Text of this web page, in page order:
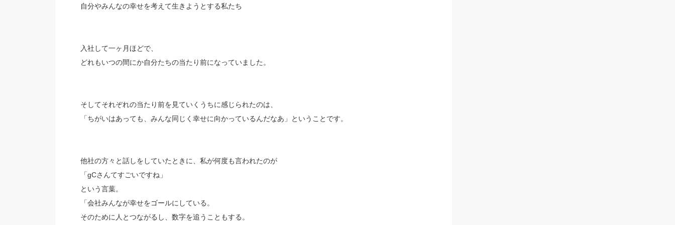
自分やみんなの幸せを考えて生きようとする私たち
入社して一ヶ月ほどで、
どれもいつの間にか自分たちの当たり前になっていました。
そしてそれぞれの当たり前を見ていくうちに感じられたのは、
「ちがいはあっても、みんな同じく幸せに向かっているんだなあ」ということです。
他社の方々と話しをしていたときに、私が何度も言われたのが
「gCさんてすごいですね」
という言葉。
「会社みんなが幸せをゴールにしている。
そのために人とつながるし、数字を追うこともする。